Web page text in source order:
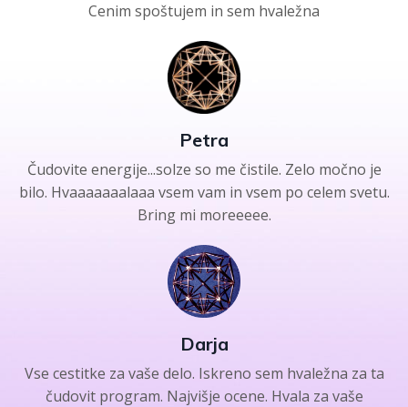
Cenim spoštujem in sem hvaležna
Petra
Čudovite energije...solze so me čistile. Zelo močno je
bilo. Hvaaaaaaalaaa vsem vam in vsem po celem svetu.
Bring mi moreeeee.
Darja
Vse cestitke za vaše delo. Iskreno sem hvaležna za ta
čudovit program. Najvišje ocene. Hvala za vaše